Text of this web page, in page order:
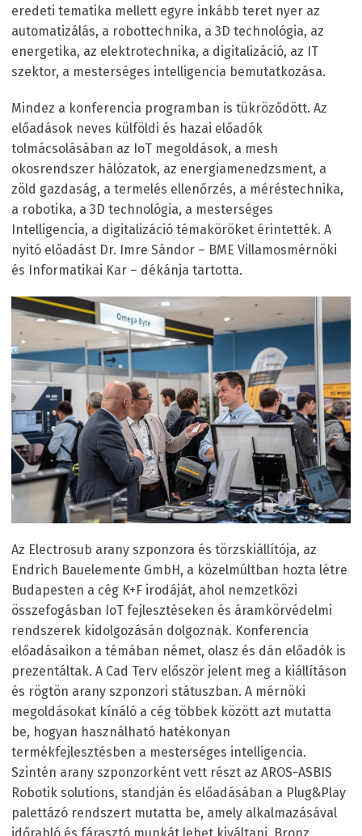
eredeti tematika mellett egyre inkább teret nyer az
automatizálás, a robottechnika, a 3D technológia, az
energetika, az elektrotechnika, a digitalizáció, az IT
szektor, a mesterséges intelligencia bemutatkozása.
Mindez a konferencia programban is tükröződött. Az
előadások neves külföldi és hazai előadók
tolmácsolásában az IoT megoldások, a mesh
okosrendszer hálózatok, az energiamenedzsment, a
zöld gazdaság, a termelés ellenőrzés, a méréstechnika,
a robotika, a 3D technológia, a mesterséges
Intelligencia, a digitalizáció témaköröket érintették. A
nyitó előadást Dr. Imre Sándor – BME Villamosmérnöki
és Informatikai Kar – dékánja tartotta.
Az Electrosub arany szponzora és törzskiállítója, az
Endrich Bauelemente GmbH, a közelmúltban hozta létre
Budapesten a cég K+F irodáját, ahol nemzetközi
összefogásban IoT fejlesztéseken és áramkörvédelmi
rendszerek kidolgozásán dolgoznak. Konferencia
előadásaikon a témában német, olasz és dán előadók is
prezentáltak. A Cad Terv először jelent meg a kiállításon
és rögtön arany szponzori státuszban. A mérnöki
megoldásokat kínáló a cég többek között azt mutatta
be, hogyan használható hatékonyan
termékfejlesztésben a mesterséges intelligencia.
Szintén arany szponzorként vett részt az AROS-ASBIS
Robotik solutions, standján és előadásában a Plug&Play
palettázó rendszert mutatta be, amely alkalmazásával